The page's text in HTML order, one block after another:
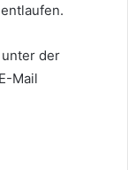
der
Mail